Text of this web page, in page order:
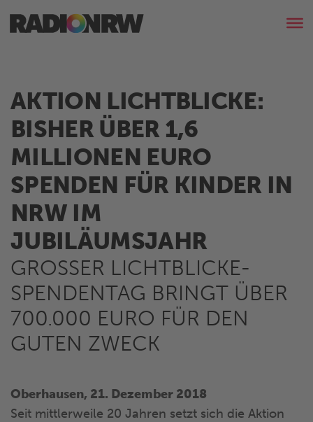
AKTION LICHTBLICKE:
BISHER ÜBER 1,6
MILLIONEN EURO
SPENDEN FÜR KINDER IN
NRW IM
JUBILÄUMSJAHR
GROSSER LICHTBLICKE-S
PENDENTAG BRINGT ÜBER 7
00.000 EURO FÜR DEN G
UTEN ZWECK
Oberhausen, 21. Dezember 2018
Seit mittlerweile 20 Jahren setzt sich die Aktion